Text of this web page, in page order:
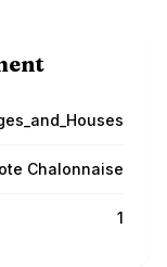
Chalonnaise
1